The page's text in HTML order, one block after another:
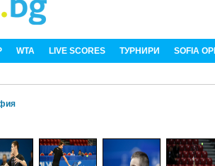
WTA LIVE SCORES ТУРНИРИ SOFIA